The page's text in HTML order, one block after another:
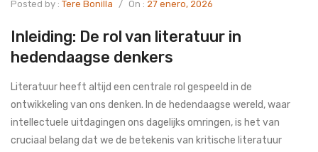
Posted by : Tere Bonilla / On : 27 enero, 2026
Inleiding: De rol van literatuur in
hedendaagse denkers
Literatuur heeft altijd een centrale rol gespeeld in de
ontwikkeling van ons denken. In de hedendaagse wereld, waar
intellectuele uitdagingen ons dagelijks omringen, is het van
cruciaal belang dat we de betekenis van kritische literatuur